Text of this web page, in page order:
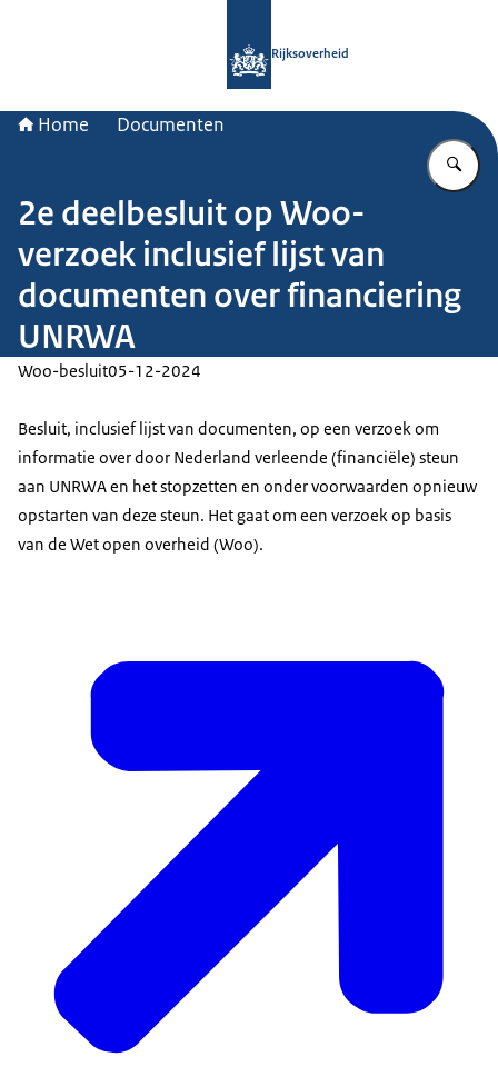
Rijksoverheid
Home Documenten
2e deelbesluit op Woo-
verzoek inclusief lijst van
documenten over financiering
UNRWA
Woo-besluit05-12-2024
Besluit, inclusief lijst van documenten, op een verzoek om
informatie over door Nederland verleende (financiële) steun
aan UNRWA en het stopzetten en onder voorwaarden opnieuw
opstarten van deze steun. Het gaat om een verzoek op basis
van de Wet open overheid (Woo).